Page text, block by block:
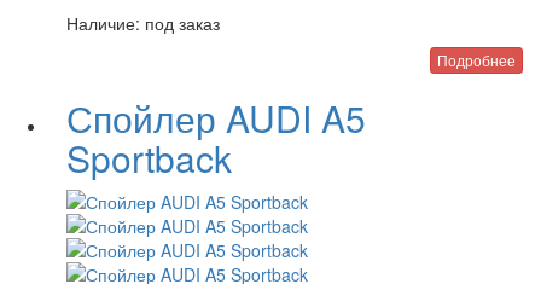
Наличие: под заказ
Подробнее
Спойлер AUDI A5
Sportback